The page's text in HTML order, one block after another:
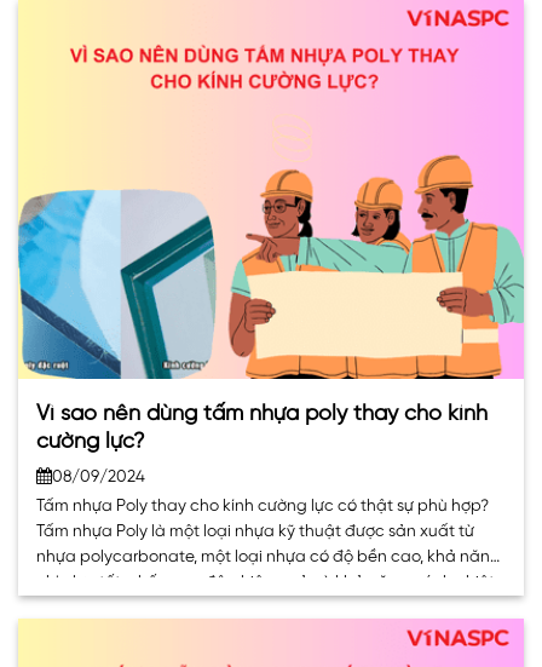
Vì sao nên dùng tấm nhựa poly thay cho kính
cường lực?
08/09/2024
Tấm nhựa Poly thay cho kính cường lực có thật sự phù hợp?
Tấm nhựa Poly là một loại nhựa kỹ thuật được sản xuất từ
nhựa polycarbonate, một loại nhựa có độ bền cao, khả năng
chịu lực tốt, chống va đập hiệu quả và khả năng cách nhiệt,